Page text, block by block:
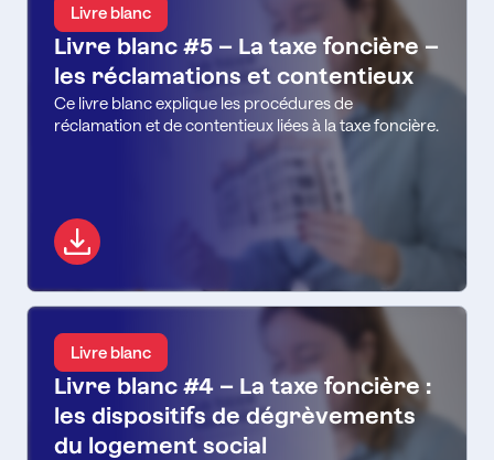
Livre blanc
Livre blanc #5 – La taxe foncière –
les réclamations et contentieux
Ce livre blanc explique les procédures de
réclamation et de contentieux liées à la taxe foncière.
Livre blanc
Livre blanc #4 – La taxe foncière :
les dispositifs de dégrèvements
du logement social